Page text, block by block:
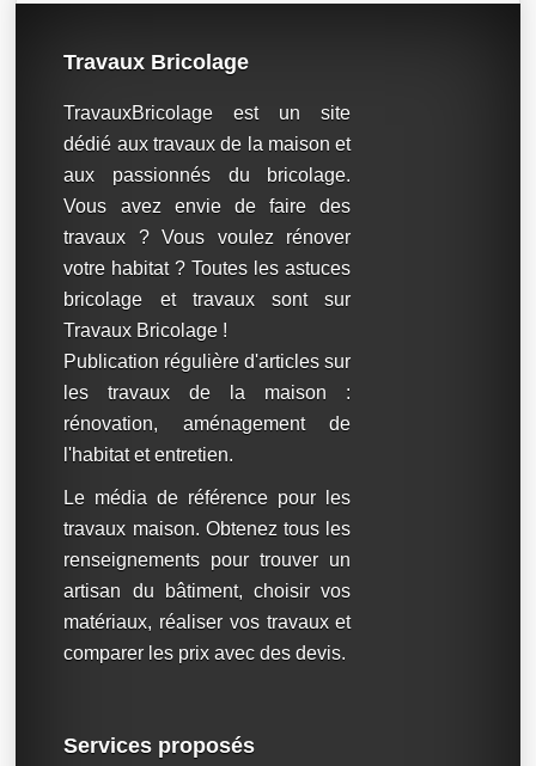
Travaux Bricolage
TravauxBricolage est un site
dédié aux travaux de la maison et
aux passionnés du bricolage.
Vous avez envie de faire des
travaux ? Vous voulez rénover
votre habitat ? Toutes les astuces
bricolage et travaux sont sur
Travaux Bricolage !
Publication régulière d'articles sur
les travaux de la maison :
rénovation, aménagement de
l'habitat et entretien.
Le média de référence pour les
travaux maison. Obtenez tous les
renseignements pour trouver un
artisan du bâtiment, choisir vos
matériaux, réaliser vos travaux et
comparer les prix avec des devis.
Services proposés